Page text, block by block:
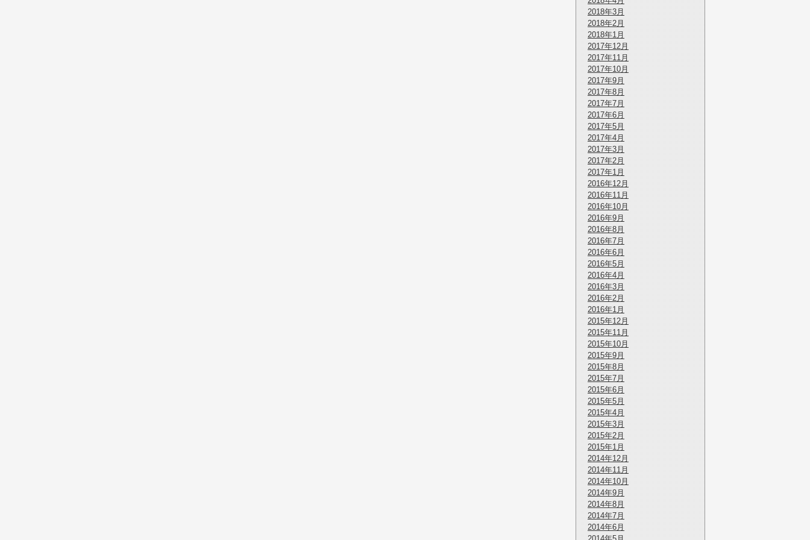
2018年3月
2018年2月
2018年1月
2017年12月
2017年11月
2017年10月
2017年9月
2017年8月
2017年7月
2017年6月
2017年5月
2017年4月
2017年3月
2017年2月
2017年1月
2016年12月
2016年11月
2016年10月
2016年9月
2016年8月
2016年7月
2016年6月
2016年5月
2016年4月
2016年3月
2016年2月
2016年1月
2015年12月
2015年11月
2015年10月
2015年9月
2015年8月
2015年7月
2015年6月
2015年5月
2015年4月
2015年3月
2015年2月
2015年1月
2014年12月
2014年11月
2014年10月
2014年9月
2014年8月
2014年7月
2014年6月